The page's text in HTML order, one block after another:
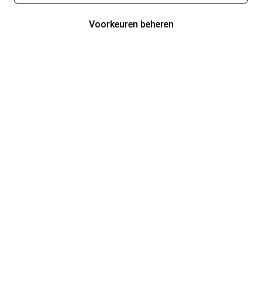
Voorkeuren beheren